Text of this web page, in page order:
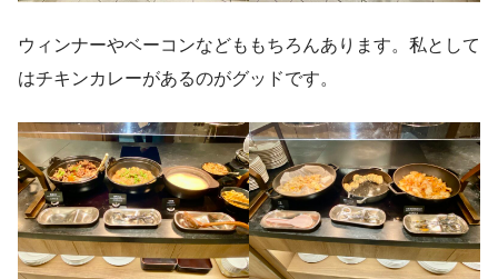
ウィンナーやベーコンなどももちろんあります。私として
はチキンカレーがあるのがグッドです。